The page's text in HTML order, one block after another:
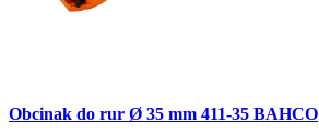
Obcinak do rur Ø 35 mm 411-35 BAHCO